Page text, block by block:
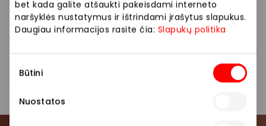
bet kada galite atšaukti pakeisdami interneto
naršyklės nustatymus ir ištrindami įrašytus slapukus.
Daugiau informacijos rasite čia: Slapukų politika
pasirinkimas
Būtini
Nuostatos
Siūlome platų maisto pasirinkimą: bubble tea, pieno
arbata, vaisių arbata, tapiokos perlai.
Kavinės